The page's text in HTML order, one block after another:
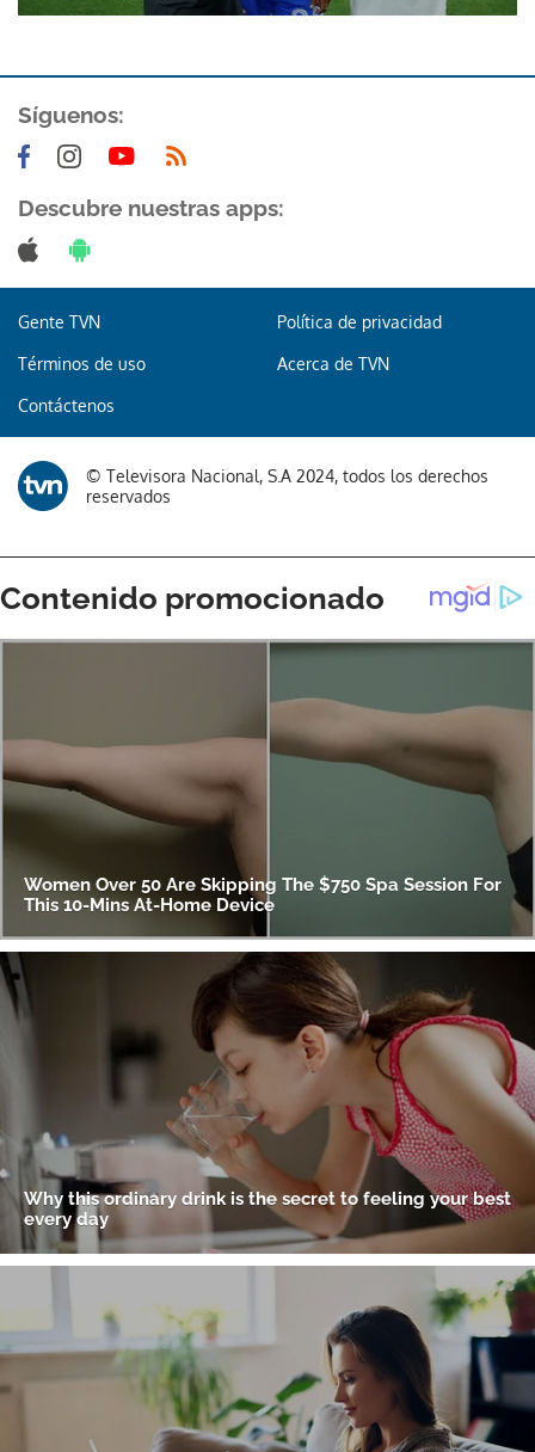
Síguenos:
Descubre nuestras apps:
Gente TVN Política de privacidad
Términos de uso Acerca de TVN
Contáctenos
© Televisora Nacional, S.A 2024, todos los derechos
reservados